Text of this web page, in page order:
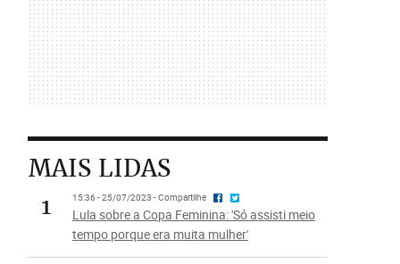
MAIS LIDAS
1
15:36 - 25/07/2023 - Compartilhe
Lula sobre a Copa Feminina: 'Só assisti meio
tempo porque era muita mulher'